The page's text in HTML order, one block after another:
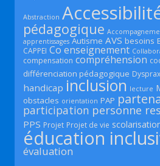
Abstraction
pédagogique
apprentissages Autisme AVS besoins
CAPPEI Co enseignement
compensation compréhension
différenciation pédagogique
handicap inclusion lecture
obstacles orientation PAP
participation personne
PPS Projet Projet de vie
éducation
évaluation